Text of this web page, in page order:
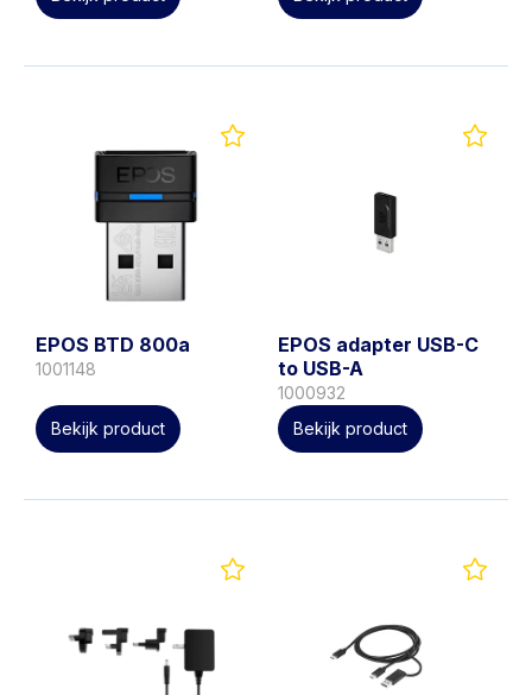
EPOS BTD 800a
1001148
Bekijk product
EPOS adapter USB-C
to USB-A
1000932
Bekijk product